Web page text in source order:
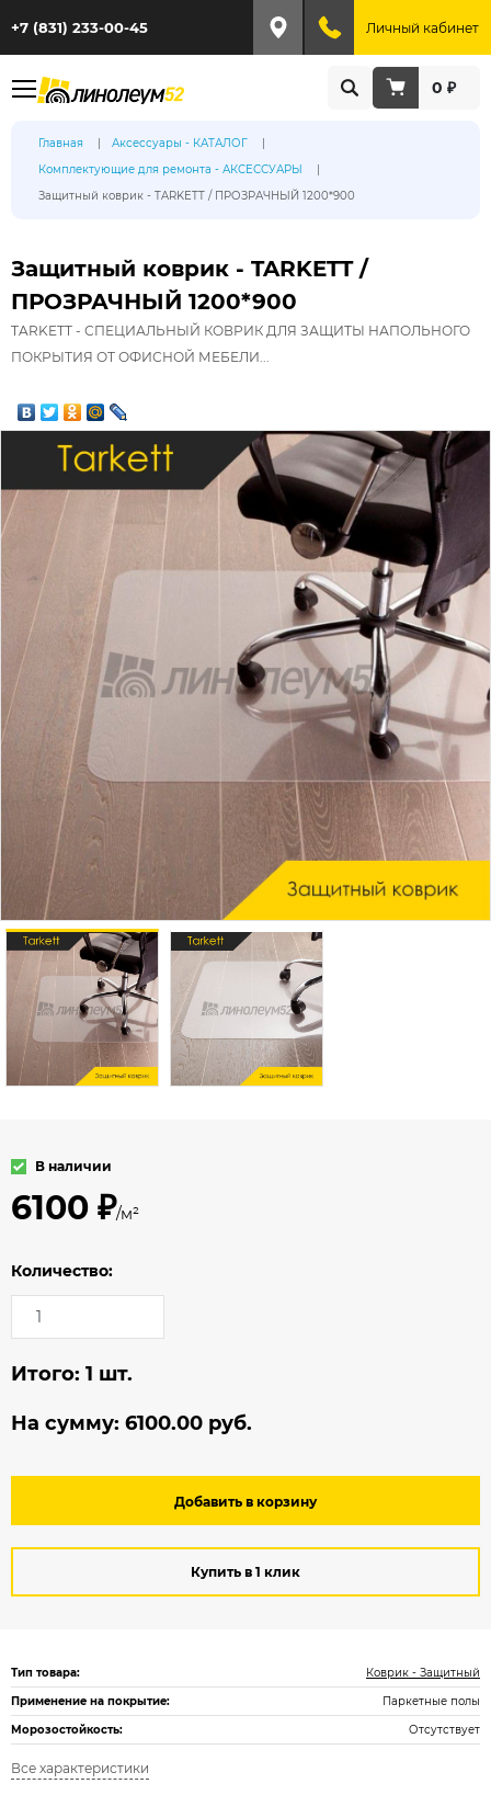
+7 (831) 233-00-45 Личный кабинет
0 ₽
Главная
Аксессуары - КАТАЛОГ
Комплектующие для ремонта - АКСЕССУАРЫ
Защитный коврик - TARKETT / ПРОЗРАЧНЫЙ 1200*900
Защитный коврик - TARKETT /
ПРОЗРАЧНЫЙ 1200*900
TARKETT - СПЕЦИАЛЬНЫЙ КОВРИК ДЛЯ ЗАЩИТЫ НАПОЛЬНОГО
ПОКРЫТИЯ ОТ ОФИСНОЙ МЕБЕЛИ...
В наличии
6100 ₽/м²
Количество:
Итого: 1 шт.
На сумму: 6100.00 руб.
Добавить в корзину
Купить в 1 клик
Тип товара:
Коврик - Защитный
Применение на покрытие:
Паркетные полы
Морозостойкость:
Отсутствует
Все характеристики